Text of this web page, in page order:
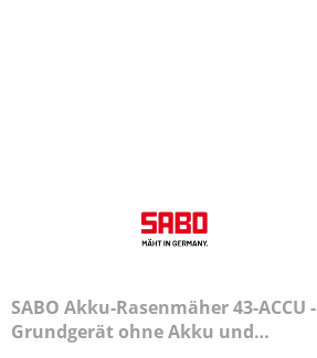
SABO Akku-Rasenmäher 43-ACCU -
Grundgerät ohne Akku und